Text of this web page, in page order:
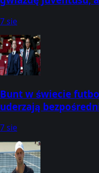
7 sie
Bunt w świecie
uderzają
7 sie